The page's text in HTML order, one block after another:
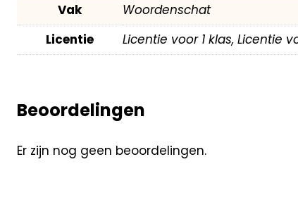
Vak
Woordenschat
Licentie
Licentie voor 1 klas, Licentie
Beoordelingen
Er zijn nog geen beoordelingen.